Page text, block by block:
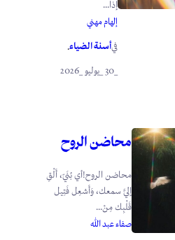
إذا...
إلهام مهني
فيأسنة الضياء.
محاضن الروح
محاضن الروح!أي بُنَيّ، أَلْقِ
إليَّ سمعك، وَأَشعِل فَتِيل
قَلْبِك مِنْ...
صفاء عبد الله